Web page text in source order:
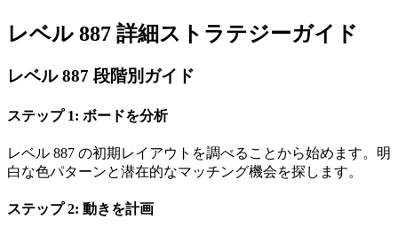
レベル 887 詳細ストラテジーガイド
レベル 887 段階別ガイド
ステップ 1: ボードを分析
レベル 887 の初期レイアウトを調べることから始めます。明
白な色パターンと潜在的なマッチング機会を探します。
ステップ 2: 動きを計画